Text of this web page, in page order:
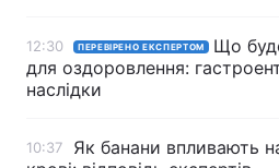
12:30 ПЕРЕВІРЕНО ЕКСПЕРТОМ
Що
для оздоровлення:
наслідки
10:37
Як банани впливають